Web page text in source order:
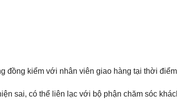
đồng kiểm với nhân viên giao hàng tại thời
sai, có thể liên lạc với bộ phận chăm sóc